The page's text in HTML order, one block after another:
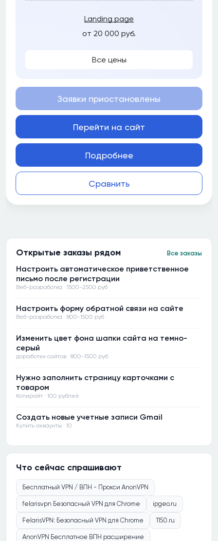
Landing page
от 20 000 руб.
Все цены
Сравнить
Заявки приостановлены
Перейти на сайт
Подробнее
Открытые заказы рядом Все заказы
Настроить автоматическое приветственное
письмо после регистрации
Веб-разработка · 1500-2500 руб
Настроить форму обратной связи на сайте
Веб-разработка · 800-1500 руб
Изменить цвет фона шапки сайта на темно-
серый
доработки сайтов · 800-1500 руб
Нужно заполнить страницу карточками с
товаром
Копирайт · 100 рублей
Создать новые учетные записи Gmail
Купить аккаунты · 10
Что сейчас спрашивают
Бесплатный VPN / ВПН - Прокси AnonVPN
felarisvpn Безопасный VPN для Chrome ipgeo.ru
FelarisVPN: Безопасный VPN для Chrome 1150.ru
AnonVPN Бесплатное ВПН расширение